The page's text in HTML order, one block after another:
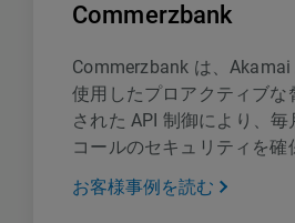
Commerzbank
Commerzbank は、Akamai
使用したプロアクティブな
された API 制御により、毎
コールのセキュリティを確
お客様事例を読む